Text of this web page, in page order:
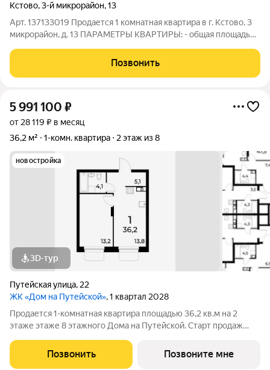
Кстово,3-й микрорайон,13
Арт. 137133019 Продается 1 комнатная квартира в г. Кстово, 3
микрорайон, д. 13 ПАРАМЕТРЫ КВАРТИРЫ: - общая площадь
ОПИСАНИЕ: Продается уютная квартира в хорошем
кирпичном доме. Главный
Позвонить
5 991 100 ₽
от 28 119 ₽ в месяц
36,2 м²
1-комн. квартира 2 этаж из 8
новостройка
3D-тур
Путейская улица, 22
ЖК «Дом на Путейской», 1 квартал 2028
Продается 1-комнатная квартира площадью 36,2 кв.м на 2
этаже этаже 8 этажного Дома на Путейской. Старт продаж
уютный проект от ГК АГРОСПЕЦТЕХ средней этажности (8
этажей) в Канавинском районе,
Позвонить Позвоните мне